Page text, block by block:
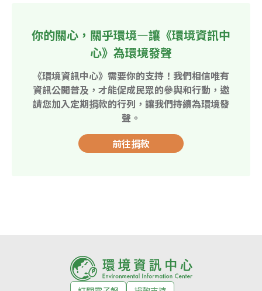
你的關心，關乎環境—讓《環境資訊中
心》為環境發聲
《環境資訊中心》需要你的支持！我們相信唯有
資訊公開普及，才能促成民眾的參與和行動，邀
請您加入定期捐款的行列，讓我們持續為環境發
聲。
前往捐款